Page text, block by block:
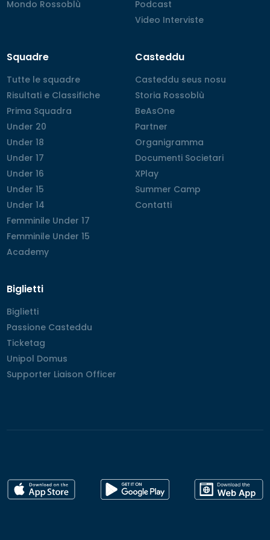
Mondo Rossoblù
Mondo Rossoblù
Podcast
Podcast
Video Interviste
Video Interviste
Squadre
Tutte le squadre
Tutte le squadre
Risultati e Classifiche
Risultati e Classifiche
Prima Squadra
Prima Squadra
Under 20
Under 20
Under 18
Under 18
Under 17
Under 17
Under 16
Under 16
Under 15
Under 15
Under 14
Under 14
Femminile Under 17
Femminile Under 17
Femminile Under 15
Femminile Under 15
Academy
Academy
Casteddu
Casteddu seus nosu
Casteddu seus nosu
Storia Rossoblù
Storia Rossoblù
BeAsOne
BeAsOne
Partner
Partner
Organigramma
Organigramma
Documenti Societari
Documenti Societari
XPlay
XPlay
Summer Camp
Summer Camp
Contatti
Contatti
Biglietti
Biglietti
Biglietti
Passione Casteddu
Passione Casteddu
Ticketag
Ticketag
Unipol Domus
Unipol Domus
Supporter Liaison Officer
Supporter Liaison Officer